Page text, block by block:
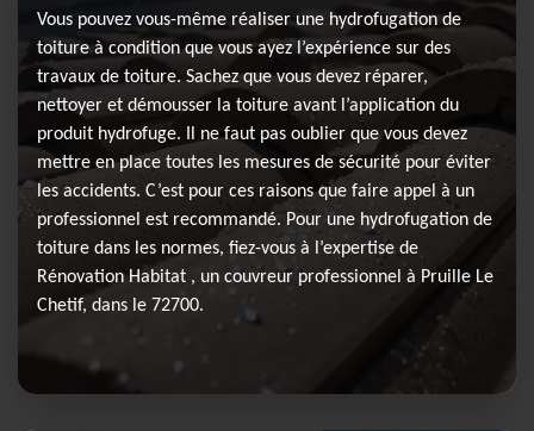
Vous pouvez vous-même réaliser une hydrofugation de
toiture à condition que vous ayez l’expérience sur des
travaux de toiture. Sachez que vous devez réparer,
nettoyer et démousser la toiture avant l’application du
produit hydrofuge. Il ne faut pas oublier que vous devez
mettre en place toutes les mesures de sécurité pour éviter
les accidents. C’est pour ces raisons que faire appel à un
professionnel est recommandé. Pour une hydrofugation de
toiture dans les normes, fiez-vous à l’expertise de
Rénovation Habitat , un couvreur professionnel à Pruille Le
Chetif, dans le 72700.